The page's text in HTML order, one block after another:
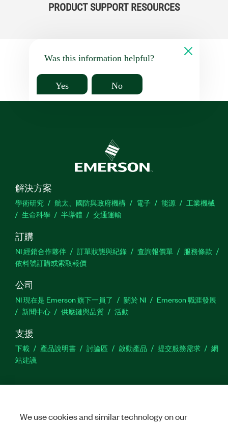
PRODUCT SUPPORT RESOURCES
Was this information helpful?
Yes No
解決方案
學術研究 航太、國防與政府機構 電子 能源
工業機械
生命科學
半導體 交通運輸
訂購
NI 經銷合作夥伴 訂單狀態與紀錄 查詢報價單
服務條款
依料號訂購或索取報價
公司
NI 現在是 Emerson 旗下一員了 關於 NI
Emerson 職涯發展
新聞中心
供應鏈與品質 活動
支援
下載 產品說明書 討論區 啟動產品 提交服務需求
網
站建議
We use cookies and similar technology on our